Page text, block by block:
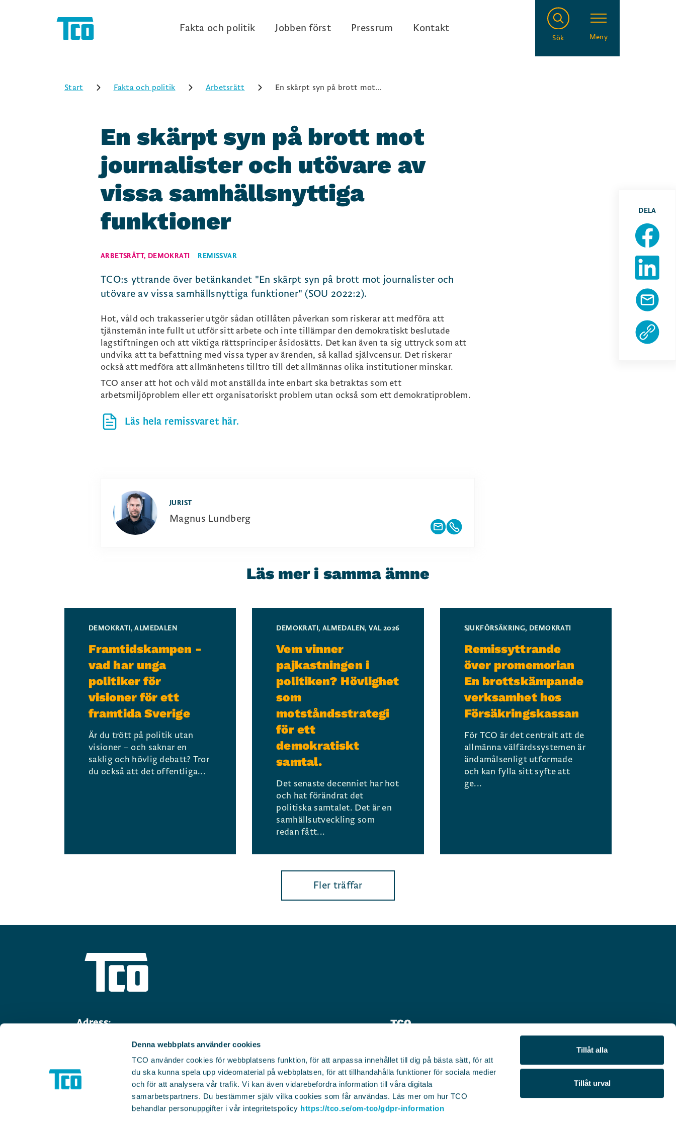
Denna webbplats använder cookies
TCO använder cookies för webbplatsens funktion, för att anpassa innehållet till dig på bästa sätt, för att
du ska kunna spela upp videomaterial på webbplatsen, för att tillhandahålla funktioner för sociala medier
och för att analysera vår trafik. Vi kan även vidarebefordra information till våra digitala
samarbetspartners. Du bestämmer själv vilka cookies som får användas. Läs mer om hur TCO
behandlar personuppgifter i vår integritetspolicy https://tco.se/om-tco/gdpr-information
Tillåt alla
Tillåt urval
Fakta och politik Jobben först Pressrum Kontakt
Sök Meny
Start Fakta och politik Arbetsrätt En skärpt syn på brott mot...
DELA
En skärpt syn på brott mot
journalister och utövare av
vissa samhällsnyttiga
funktioner
ARBETSRÄTT, DEMOKRATI REMISSVAR
TCO:s yttrande över betänkandet "En skärpt syn på brott mot journalister och
utövare av vissa samhällsnyttiga funktioner" (SOU 2022:2).
Hot, våld och trakasserier utgör sådan otillåten påverkan som riskerar att medföra att
tjänstemän inte fullt ut utför sitt arbete och inte tillämpar den demokratiskt beslutade
lagstiftningen och att viktiga rättsprinciper åsidosätts. Det kan även ta sig uttryck som att
undvika att ta befattning med vissa typer av ärenden, så kallad självcensur. Det riskerar
också att medföra att allmänhetens tilltro till det allmännas olika institutioner minskar.
TCO anser att hot och våld mot anställda inte enbart ska betraktas som ett
arbetsmiljöproblem eller ett organisatoriskt problem utan också som ett demokratiproblem.
Läs hela remissvaret här.
JURIST
Magnus Lundberg
Läs mer i samma ämne
DEMOKRATI,ALMEDALEN
Framtidskampen -
vad har unga
politiker för
visioner för ett
framtida Sverige
Är du trött på politik utan
visioner – och saknar en
saklig och hövlig debatt? Tror
du också att det offentliga...
DEMOKRATI, ALMEDALEN,VAL 2026
Vem vinner
pajkastningen i
politiken? Hövlighet
som
motståndsstrategi
för ett
demokratiskt
samtal.
Det senaste decenniet har hot
och hat förändrat det
politiska samtalet. Det är en
samhällsutveckling som
redan fått...
SJUKFÖRSÄKRING, DEMOKRATI
Remissyttrande
över promemorian
En brottskämpande
verksamhet hos
Försäkringskassan
För TCO är det centralt att de
allmänna välfärdssystemen är
ändamålsenligt utformade
och kan fylla sitt syfte att
ge...
Fler träffar
Adress:
114 47 Stockholm
Telefon:
08-782 91 00
Faktura:
inbox.lev.1284881@arkivplats.se
info@tco.se
TCO
Kontakt